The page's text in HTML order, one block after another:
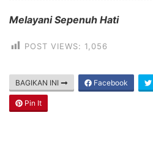
Melayani Sepenuh Hati
POST VIEWS: 1,056
BAGIKAN INI Facebook
Pin It